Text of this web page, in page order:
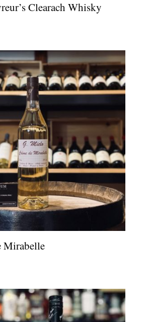
Clearach Whisky
Mirabelle